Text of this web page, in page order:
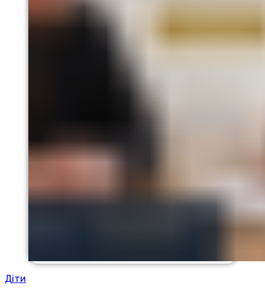
Діти